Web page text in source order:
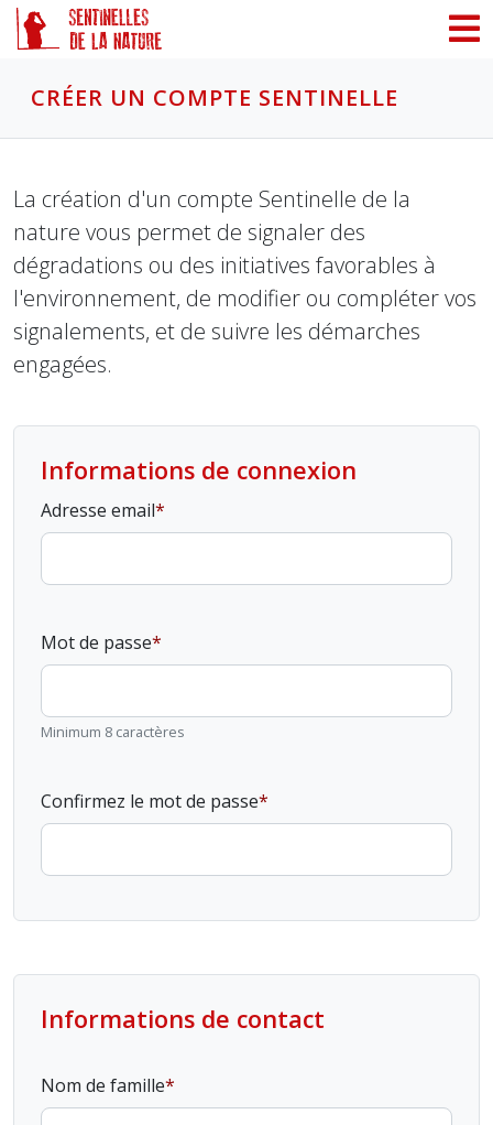
CRÉER UN COMPTE SENTINELLE
La création d'un compte Sentinelle de la
nature vous permet de signaler des
dégradations ou des initiatives favorables à
l'environnement, de modifier ou compléter vos
signalements, et de suivre les démarches
engagées.
Informations de connexion
Adresse email
Mot de passe
Minimum 8 caractères
Confirmez le mot de passe
Informations de contact
Nom de famille
Panneau de gestion des cookies